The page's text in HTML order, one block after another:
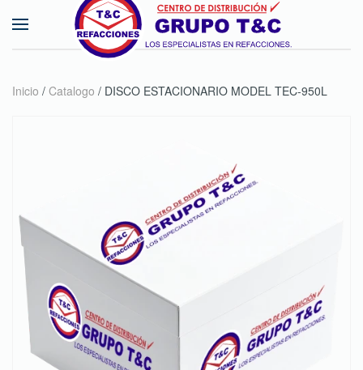
Skip to main content
Inicio / Catalogo / DISCO ESTACIONARIO MODEL TEC-950L